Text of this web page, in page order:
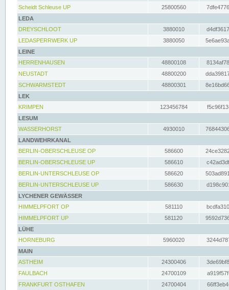
Scheidt Schleuse UP
25800560
LEDA
DREYSCHLOOT
3880010
LEDASPERRWERK UP
3880050
LEINE
HERRENHAUSEN
48800108
NEUSTADT
48800200
SCHWARMSTEDT
48800301
LEK
KRIMPEN
123456784
LESUM
WASSERHORST
4930010
LANDWEHRKANAL
BERLIN-OBERSCHLEUSE OP
586600
BERLIN-OBERSCHLEUSE UP
586610
BERLIN-UNTERSCHLEUSE OP
586620
BERLIN-UNTERSCHLEUSE UP
586630
LYCHENER GEWÄSSER
HIMMELPFORT OP
581110
HIMMELPFORT UP
581120
LÜHE
HORNEBURG
5960020
MAIN
ASTHEIM
24300406
FAULBACH
24700109
FRANKFURT OSTHAFEN
24700404